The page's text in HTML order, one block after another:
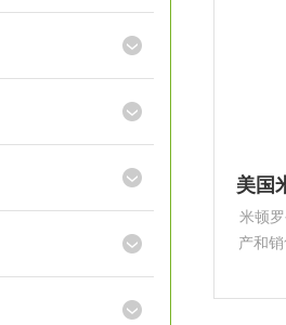
米顿
产和
纸、